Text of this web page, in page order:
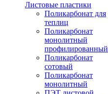
Листовые пластики
Поликарбонат для
теплиц
Поликарбонат
монолитный
профилированный
Поликарбонат
сотовый
Поликарбонат
монолитный